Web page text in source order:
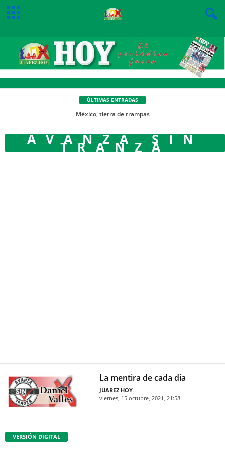
ÚLTIMAS ENTRADAS
México, tierra de trampas
AVANZA SIN
TRANZA
La mentira de cada día
JUAREZ HOY -
viernes, 15 octubre, 2021, 21:58
VERSIÓN DIGITAL